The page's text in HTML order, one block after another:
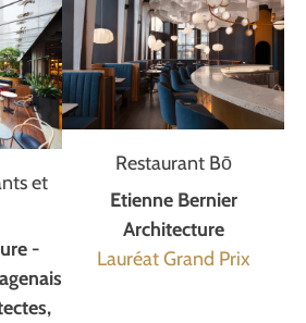
et
-
Restaurant Bō
Etienne Bernier
Architecture
Lauréat Grand Prix